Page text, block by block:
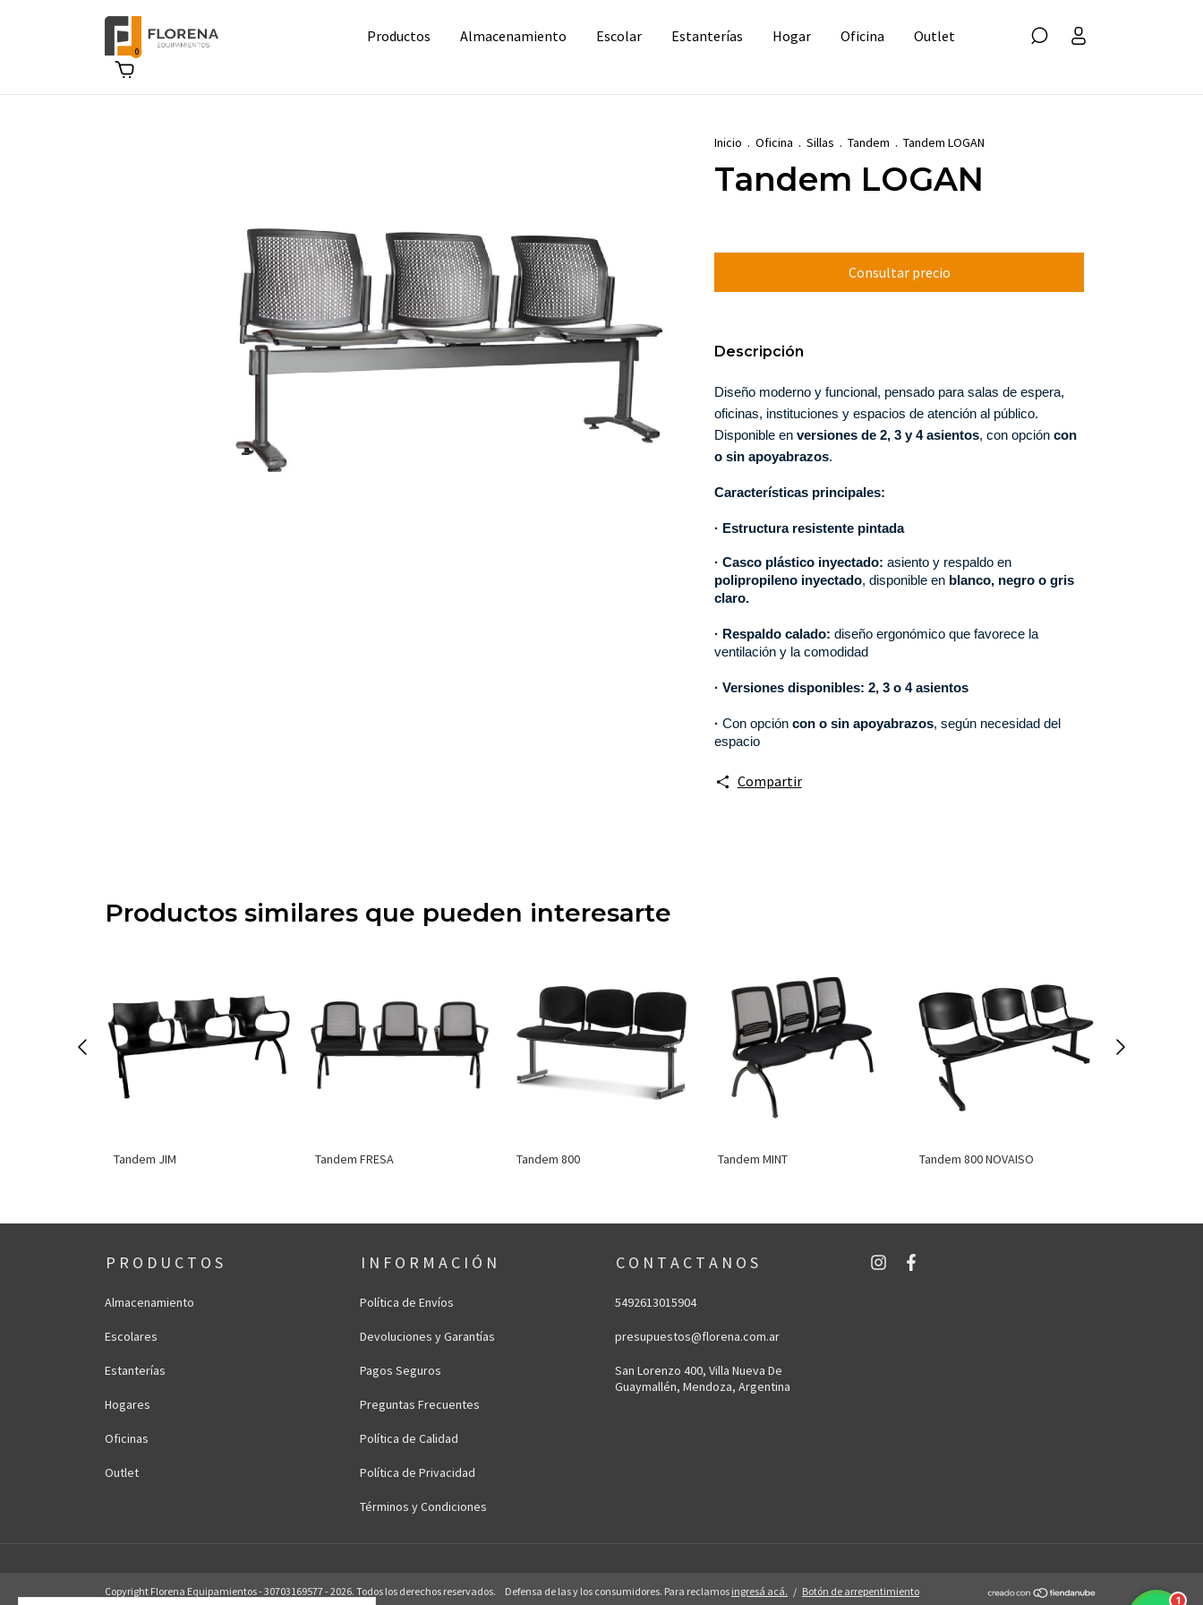
Productos Almacenamiento Escolar Estanterías Hogar Oficina Outlet
0
Inicio . Oficina . Sillas . Tandem . Tandem LOGAN
Tandem LOGAN
Descripción
Diseño moderno y funcional, pensado para salas de espera,
oficinas, instituciones y espacios de atención al público.
Disponible en versiones de 2, 3 y 4 asientos, con opción con
o sin apoyabrazos.
Características principales:
· Estructura resistente pintada
· Casco plástico inyectado: asiento y respaldo en
polipropileno inyectado, disponible en blanco, negro o gris
claro.
· Respaldo calado: diseño ergonómico que favorece la
ventilación y la comodidad
· Versiones disponibles: 2, 3 o 4 asientos
· Con opción con o sin apoyabrazos, según necesidad del
espacio
Compartir
Productos similares que pueden interesarte
Tandem JIM Tandem FRESA Tandem 800 Tandem MINT Tandem 800 NOVAISO
P R O D U C T O S
Almacenamiento
Escolares
Estanterías
Hogares
Oficinas
Outlet
I N F O R M A C I Ó N
Política de Envíos
Devoluciones y Garantías
Pagos Seguros
Preguntas Frecuentes
Política de Calidad
Política de Privacidad
Términos y Condiciones
C O N T A C T A N O S
5492613015904
presupuestos@florena.com.ar
San Lorenzo 400, Villa Nueva De
Guaymallén, Mendoza, Argentina
1
Copyright Florena Equipamientos - 30703169577 - 2026. Todos los derechos reservados. Defensa de las y los consumidores. Para reclamos ingresá acá. / Botón de arrepentimiento